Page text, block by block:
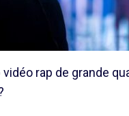
vidéo rap de grande